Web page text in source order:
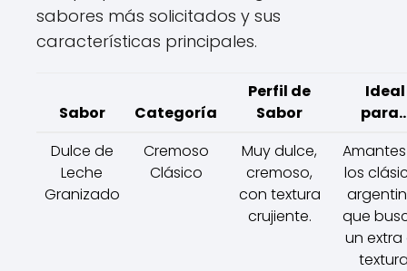
sabores más solicitados y sus
características principales.
Sabor Categoría
Perfil de
Sabor
Ideal
Dulce de
Leche
Granizado
Cremoso
Clásico
Muy dulce,
cremoso,
con textura
crujiente.
los
que
un extra